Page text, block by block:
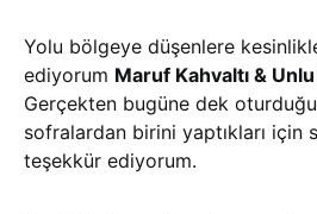
Yolu bölgeye düşenlere
ediyorum Maruf Kahvaltı &
Gerçekten bugüne dek
sofralardan birini yaptıkları için
teşekkür ediyorum.